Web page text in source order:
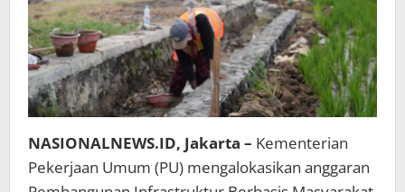
NASIONALNEWS.ID, Jakarta – Kementerian
Pekerjaan Umum (PU) mengalokasikan anggaran